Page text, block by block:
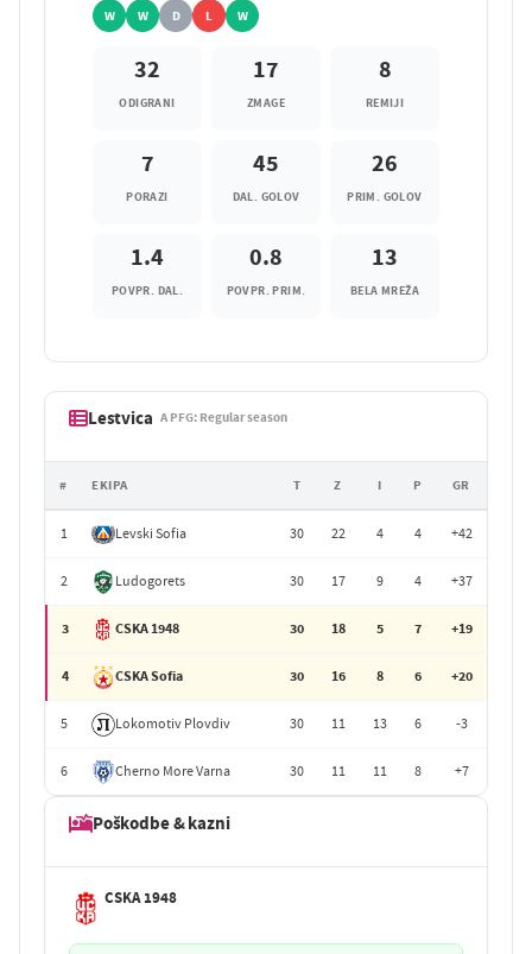
W W D L W
32
ODIGRANI
17
ZMAGE
8
REMIJI
7
PORAZI
45
DAL. GOLOV
26
PRIM. GOLOV
1.4
POVPR. DAL.
0.8
POVPR. PRIM.
13
BELA MREŽA
Lestvica A PFG: Regular season
# EKIPA T Z I P GR
1 Levski Sofia 30 22 4 4 +42
2 Ludogorets 30 17 9 4 +37
3 CSKA 1948 30 18 5 7 +19
4 CSKA Sofia 30 16 8 6 +20
5 Lokomotiv Plovdiv 30 11 13 6 -3
6 Cherno More Varna 30 11 11 8 +7
Poškodbe & kazni
CSKA 1948